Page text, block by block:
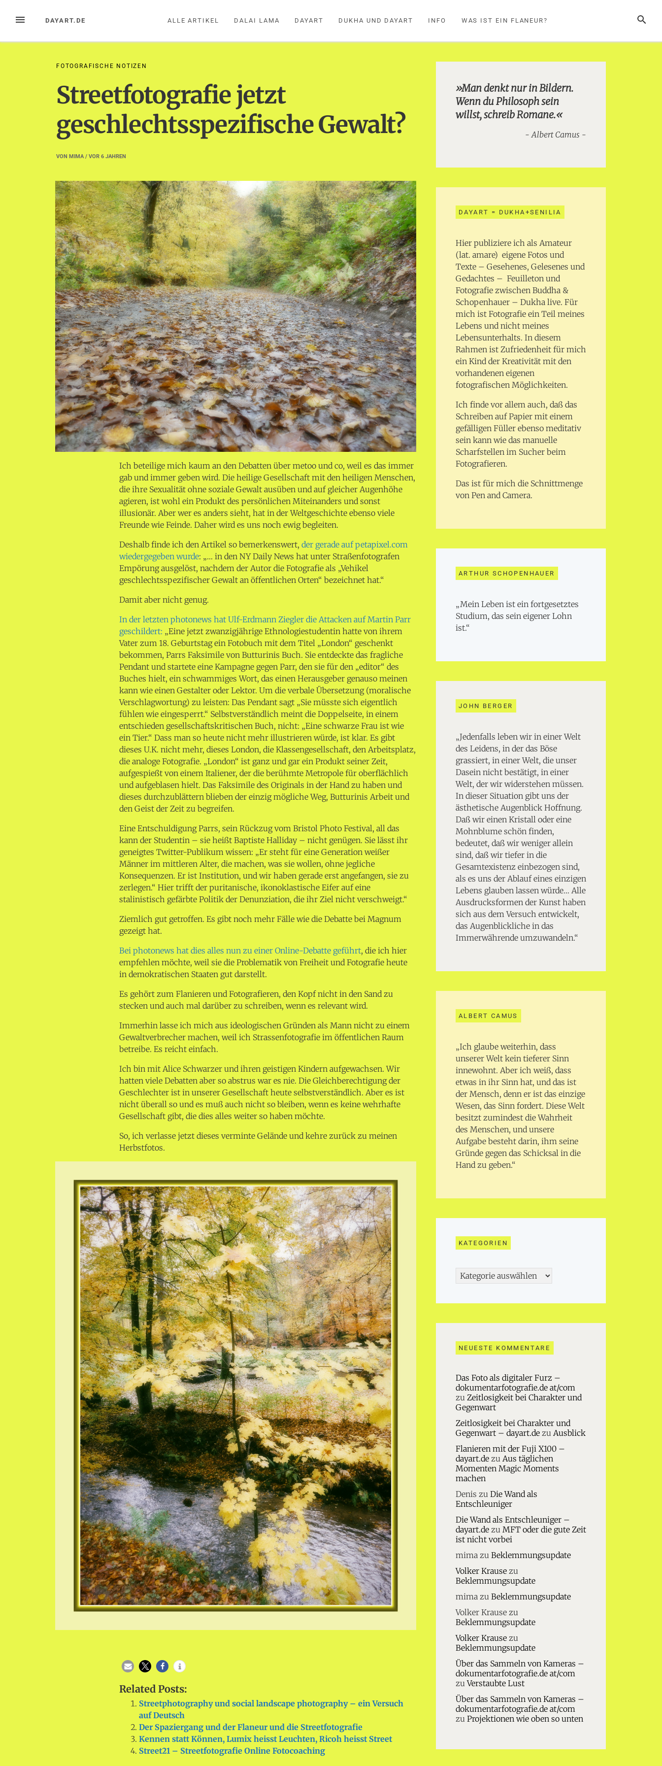
InhaltMENÜ SUCHE
DAYART.DE ALLE ARTIKEL DALAI LAMA DAYART DUKHA UND DAYART INFO WAS IST EIN FLANEUR?
FOTOGRAFISCHE NOTIZEN
Streetfotografie jetzt
geschlechtsspezifische Gewalt?
VON MIMA/ VOR 6 JAHREN
Ich beteilige mich kaum an den Debatten über metoo und co, weil es das immer
gab und immer geben wird.Die heilige Gesellschaft mit den heiligen Menschen,
die ihre Sexualität ohne soziale Gewalt ausüben und auf gleicher Augenhöhe
agieren, ist wohl ein Produkt des persönlichen Miteinanders und sonst
illusionär. Aber wer es anders sieht, hat in der Weltgeschichte ebenso viele
Freunde wie Feinde. Daher wird es uns noch ewig begleiten.
Deshalb finde ich den Artikel so bemerkenswert,der gerade auf petapixel.com
wiedergegeben wurde: „… in den NY Daily News hat unter Straßenfotografen
Empörung ausgelöst, nachdem der Autor die Fotografie als „Vehikel
geschlechtsspezifischer Gewalt an öffentlichen Orten“ bezeichnet hat.“
Damit aber nicht genug.
In der letzten photonews hat Ulf-Erdmann Ziegler die Attacken auf Martin Parr
geschildert: „Eine jetzt zwanzigjährige Ethnologiestudentin hatte von ihrem
Vater zum 18. Geburtstag ein Fotobuch mit dem Titel „London“ geschenkt
bekommen, Parrs Faksimile von Butturinis Buch. Sie entdeckte das fragliche
Pendant und startete eine Kampagne gegen Parr, den sie für den „editor“ des
Buches hielt, ein schwammiges Wort, das einen Herausgeber genauso meinen
kann wie einen Gestalter oder Lektor. Um die verbale Übersetzung (moralische
Verschlagwortung) zu leisten: Das Pendant sagt „Sie müsste sich eigentlich
fühlen wie eingesperrt.“ Selbstverständlich meint die Doppelseite, in einem
entschieden gesellschaftskritischen Buch, nicht: „Eine schwarze Frau ist wie
ein Tier.“ Dass man so heute nicht mehr illustrieren würde, ist klar. Es gibt
dieses U.K. nicht mehr, dieses London, die Klassengesellschaft, den Arbeitsplatz,
die analoge Fotografie. „London“ ist ganz und gar ein Produkt seiner Zeit,
aufgespießt von einem Italiener, der die berühmte Metropole für oberflächlich
und aufgeblasen hielt. Das Faksimile des Originals in der Hand zu haben und
dieses durchzublättern blieben der einzig mögliche Weg, Butturinis Arbeit und
den Geist der Zeit zu begreifen.
Eine Entschuldigung Parrs, sein Rückzug vom Bristol Photo Festival, all das
kann der Studentin – sie heißt Baptiste Halliday – nicht genügen. Sie lässt ihr
geneigtes Twitter-Publikum wissen: „Er steht für eine Generation weißer
Männer im mittleren Alter, die machen, was sie wollen, ohne jegliche
Konsequenzen. Er ist Institution, und wir haben gerade erst angefangen, sie zu
zerlegen.“ Hier trifft der puritanische, ikonoklastische Eifer auf eine
stalinistisch gefärbte Politik der Denunziation, die ihr Ziel nicht verschweigt.“
Ziemlich gut getroffen. Es gibt noch mehr Fälle wie die Debatte bei Magnum
gezeigt hat.
Bei photonews hat dies alles nun zu einer Online-Debatte geführt, die ich hier
empfehlen möchte, weil sie die Problematik von Freiheit und Fotografie heute
in demokratischen Staaten gut darstellt.
Es gehört zum Flanieren und Fotografieren, den Kopf nicht in den Sand zu
stecken und auch mal darüber zu schreiben, wenn es relevant wird.
Immerhin lasse ich mich aus ideologischen Gründen als Mann nicht zu einem
Gewaltverbrecher machen, weil ich Strassenfotografie im öffentlichen Raum
betreibe. Es reicht einfach.
Ich bin mit Alice Schwarzer und ihren geistigen Kindern aufgewachsen. Wir
hatten viele Debatten aber so abstrus war es nie. Die Gleichberechtigung der
Geschlechter ist in unserer Gesellschaft heute selbstverständlich. Aber es ist
nicht überall so und es muß auch nicht so bleiben, wenn es keine wehrhafte
Gesellschaft gibt, die dies alles weiter so haben möchte.
So, ich verlasse jetzt dieses verminte Gelände und kehre zurück zu meinen
Herbstfotos.
Related Posts:
Streetphotography und social landscape photography – ein Versuch
auf Deutsch
Der Spaziergang und der Flaneur und die Streetfotografie
Kennen statt Können, Lumix heisst Leuchten, Ricoh heisst Street
Street21 – Streetfotografie Online Fotocoaching
»Man denkt nur in Bildern.
Wenn du Philosoph sein
willst, schreib Romane.«
Albert Camus
DAYART = DUKHA+SENILIA
Hier publiziere ich als Amateur
(lat. amare) eigene Fotos und
Texte – Gesehenes, Gelesenes und
Gedachtes – Feuilleton und
Fotografie zwischen Buddha &
Schopenhauer – Dukha live. Für
mich ist Fotografie ein Teil meines
Lebens und nicht meines
Lebensunterhalts. In diesem
Rahmen ist Zufriedenheit für mich
ein Kind der Kreativität mit den
vorhandenen eigenen
fotografischen Möglichkeiten.
Ich finde vor allem auch, daß das
Schreiben auf Papier mit einem
gefälligen Füller ebenso meditativ
sein kann wie das manuelle
Scharfstellen im Sucher beim
Fotografieren.
Das ist für mich die Schnittmenge
von Pen and Camera.
ARTHUR SCHOPENHAUER
„Mein Leben ist ein fortgesetztes
Studium, das sein eigener Lohn
ist.“
JOHN BERGER
„Jedenfalls leben wir in einer Welt
des Leidens, in der das Böse
grassiert, in einer Welt, die unser
Dasein nicht bestätigt, in einer
Welt, der wir widerstehen müssen.
In dieser Situation gibt uns der
ästhetische Augenblick Hoffnung.
Daß wir einen Kristall oder eine
Mohnblume schön finden,
bedeutet, daß wir weniger allein
sind, daß wir tiefer in die
Gesamtexistenz einbezogen sind,
als es uns der Ablauf eines einzigen
Lebens glauben lassen würde… Alle
Ausdrucksformen der Kunst haben
sich aus dem Versuch entwickelt,
das Augenblickliche in das
Immerwährende umzuwandeln.“
ALBERT CAMUS
„Ich glaube weiterhin, dass
unserer Welt kein tieferer Sinn
innewohnt. Aber ich weiß, dass
etwas in ihr Sinn hat, und das ist
der Mensch, denn er ist das einzige
Wesen, das Sinn fordert. Diese Welt
besitzt zumindest die Wahrheit
des Menschen, und unsere
Aufgabe besteht darin, ihm seine
Gründe gegen das Schicksal in die
Hand zu geben.“
KATEGORIEN
Kategorien
NEUESTE KOMMENTARE
Das Foto als digitaler Furz –
dokumentarfotografie.de at/com
zu Zeitlosigkeit bei Charakter und
Gegenwart
Zeitlosigkeit bei Charakter und
Gegenwart – dayart.dezu Ausblick
Flanieren mit der Fuji X100 –
dayart.dezu Aus täglichen
Momenten Magic Moments
machen
Denis zu Die Wand als
Entschleuniger
Die Wand als Entschleuniger –
dayart.dezu MFT oder die gute Zeit
ist nicht vorbei
mimazu Beklemmungsupdate
Volker Krausezu
Beklemmungsupdate
mimazu Beklemmungsupdate
Volker Krausezu
Beklemmungsupdate
Volker Krausezu
Beklemmungsupdate
Über das Sammeln von Kameras –
dokumentarfotografie.de at/com
zuVerstaubte Lust
Über das Sammeln von Kameras –
dokumentarfotografie.de at/com
zu Projektionen wie oben so unten